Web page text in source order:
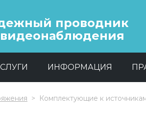
проводник
ИНФОРМАЦИЯ
Комплектующие к